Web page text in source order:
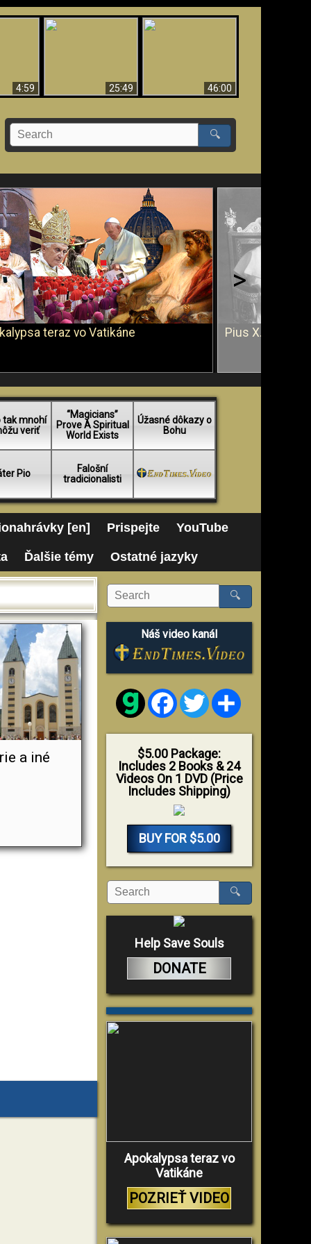
4:59
25:49 46:00
🔍
teraz vo Vatikáne Pius X. vs. Ján
>
tak mnohí
veriť
“Magicians”
Prove A Spiritual
World Exists
Úžasné dôkazy o
Bohu
Pio
Falošní
tradicionalisti
[en] Prispejte YouTube
Ďalšie témy Ostatné jazyky
a iné
🔍
Náš video kanál
FacebookTwitter
$5.00 Package:
Includes 2 Books & 24
Videos On 1 DVD (Price
Includes Shipping)
BUY FOR $5.00
🔍
Help Save Souls
DONATE
Apokalypsa teraz vo
Vatikáne
POZRIEŤ VIDEO